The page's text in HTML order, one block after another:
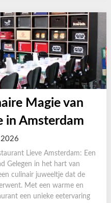
Magie van
in Amsterdam
Lieve Amsterdam: Een
Gelegen in het hart van
culinair juweeltje dat de
Met een warme en
een unieke eetervaring